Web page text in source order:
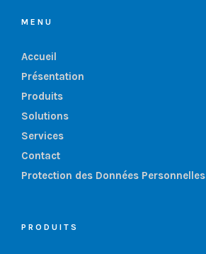
MENU
Accueil
Présentation
Produits
Solutions
Services
Contact
Protection des Données Personnelles
PRODUITS